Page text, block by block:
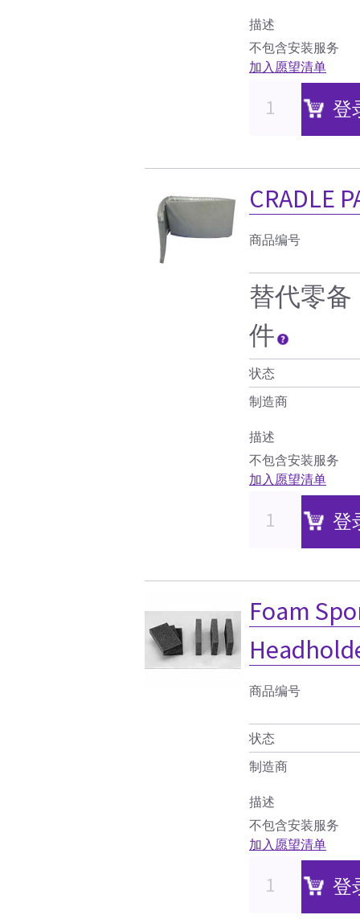
描述
不包含安装服务
加入愿望清单
登
CRADLE
商品编号
替代零备
件
状态
制造商
描述
不包含安装服务
加入愿望清单
登
Foam
商品编号
状态
制造商
描述
不包含安装服务
加入愿望清单
登